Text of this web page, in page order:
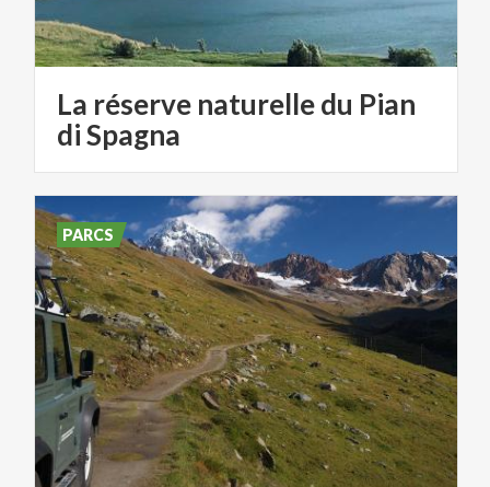
La réserve naturelle du Pian
di Spagna
PARCS